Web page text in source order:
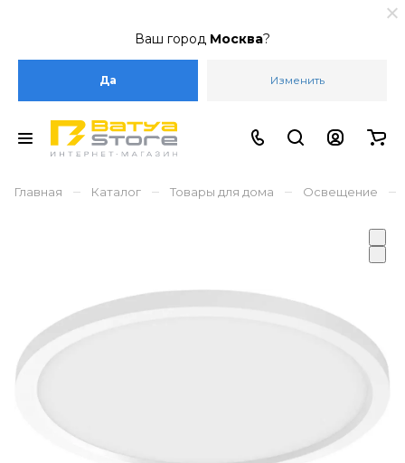
Ваш город Москва?
Да Изменить
Главная – Каталог – Товары для дома – Освещение –